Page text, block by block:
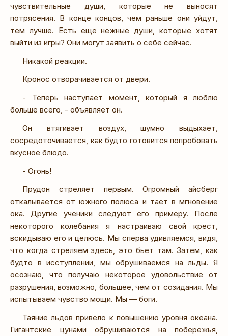
чувствительные души, которые не выносят
потрясения. В конце концов, чем раньше они уйдут,
тем лучше. Есть еще нежные души, которые хотят
выйти из игры? Они могут заявить о себе сейчас.
Никакой реакции.
Кронос отворачивается от двери.
- Теперь наступает момент, который я люблю
больше всего, - объявляет он.
Он втягивает воздух, шумно выдыхает,
сосредоточивается, как будто готовится попробовать
вкусное блюдо.
- Огонь!
Прудон стреляет первым. Огромный айсберг
откалывается от южного полюса и тает в мгновение
ока. Другие ученики следуют его примеру. После
некоторого колебания я настраиваю свой крест,
вскидываю его и целюсь. Мы сперва удивляемся, видя,
что когда стреляем здесь, это бьет там. Затем, как
будто в исступлении, мы обрушиваемся на льды. Я
осознаю, что получаю некоторое удовольствие от
разрушения, возможно, большее, чем от созидания. Мы
испытываем чувство мощи. Мы — боги.
Таяние льдов привело к повышению уровня океана.
Гигантские цунами обрушиваются на побережья,